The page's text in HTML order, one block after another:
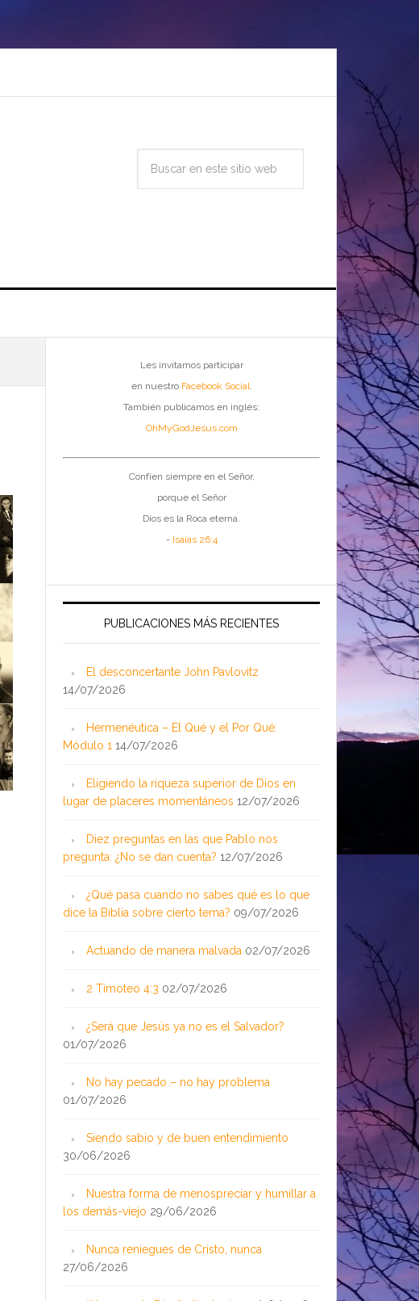
Les invitamos participar
en nuestro Facebook Social.
También publicamos en inglés:
OhMyGodJesus.com
Confíen siempre en el Señor,
porque el Señor
Dios es la Roca eterna.
- Isaías 26:4
PUBLICACIONES MÁS RECIENTES
El desconcertante John Pavlovitz
14/07/2026
Hermenéutica – El Qué y el Por Qué:
Módulo 1 14/07/2026
Eligiendo la riqueza superior de Dios en
lugar de placeres momentáneos 12/07/2026
Diez preguntas en las que Pablo nos
pregunta: ¿No se dan cuenta? 12/07/2026
¿Qué pasa cuando no sabes qué es lo que
dice la Biblia sobre cierto tema? 09/07/2026
Actuando de manera malvada 02/07/2026
2 Timoteo 4:3 02/07/2026
¿Será que Jesús ya no es el Salvador?
01/07/2026
No hay pecado – no hay problema
01/07/2026
Siendo sabio y de buen entendimiento
30/06/2026
Nuestra forma de menospreciar y humillar a
los demás-viejo 29/06/2026
Nunca reniegues de Cristo, nunca
27/06/2026